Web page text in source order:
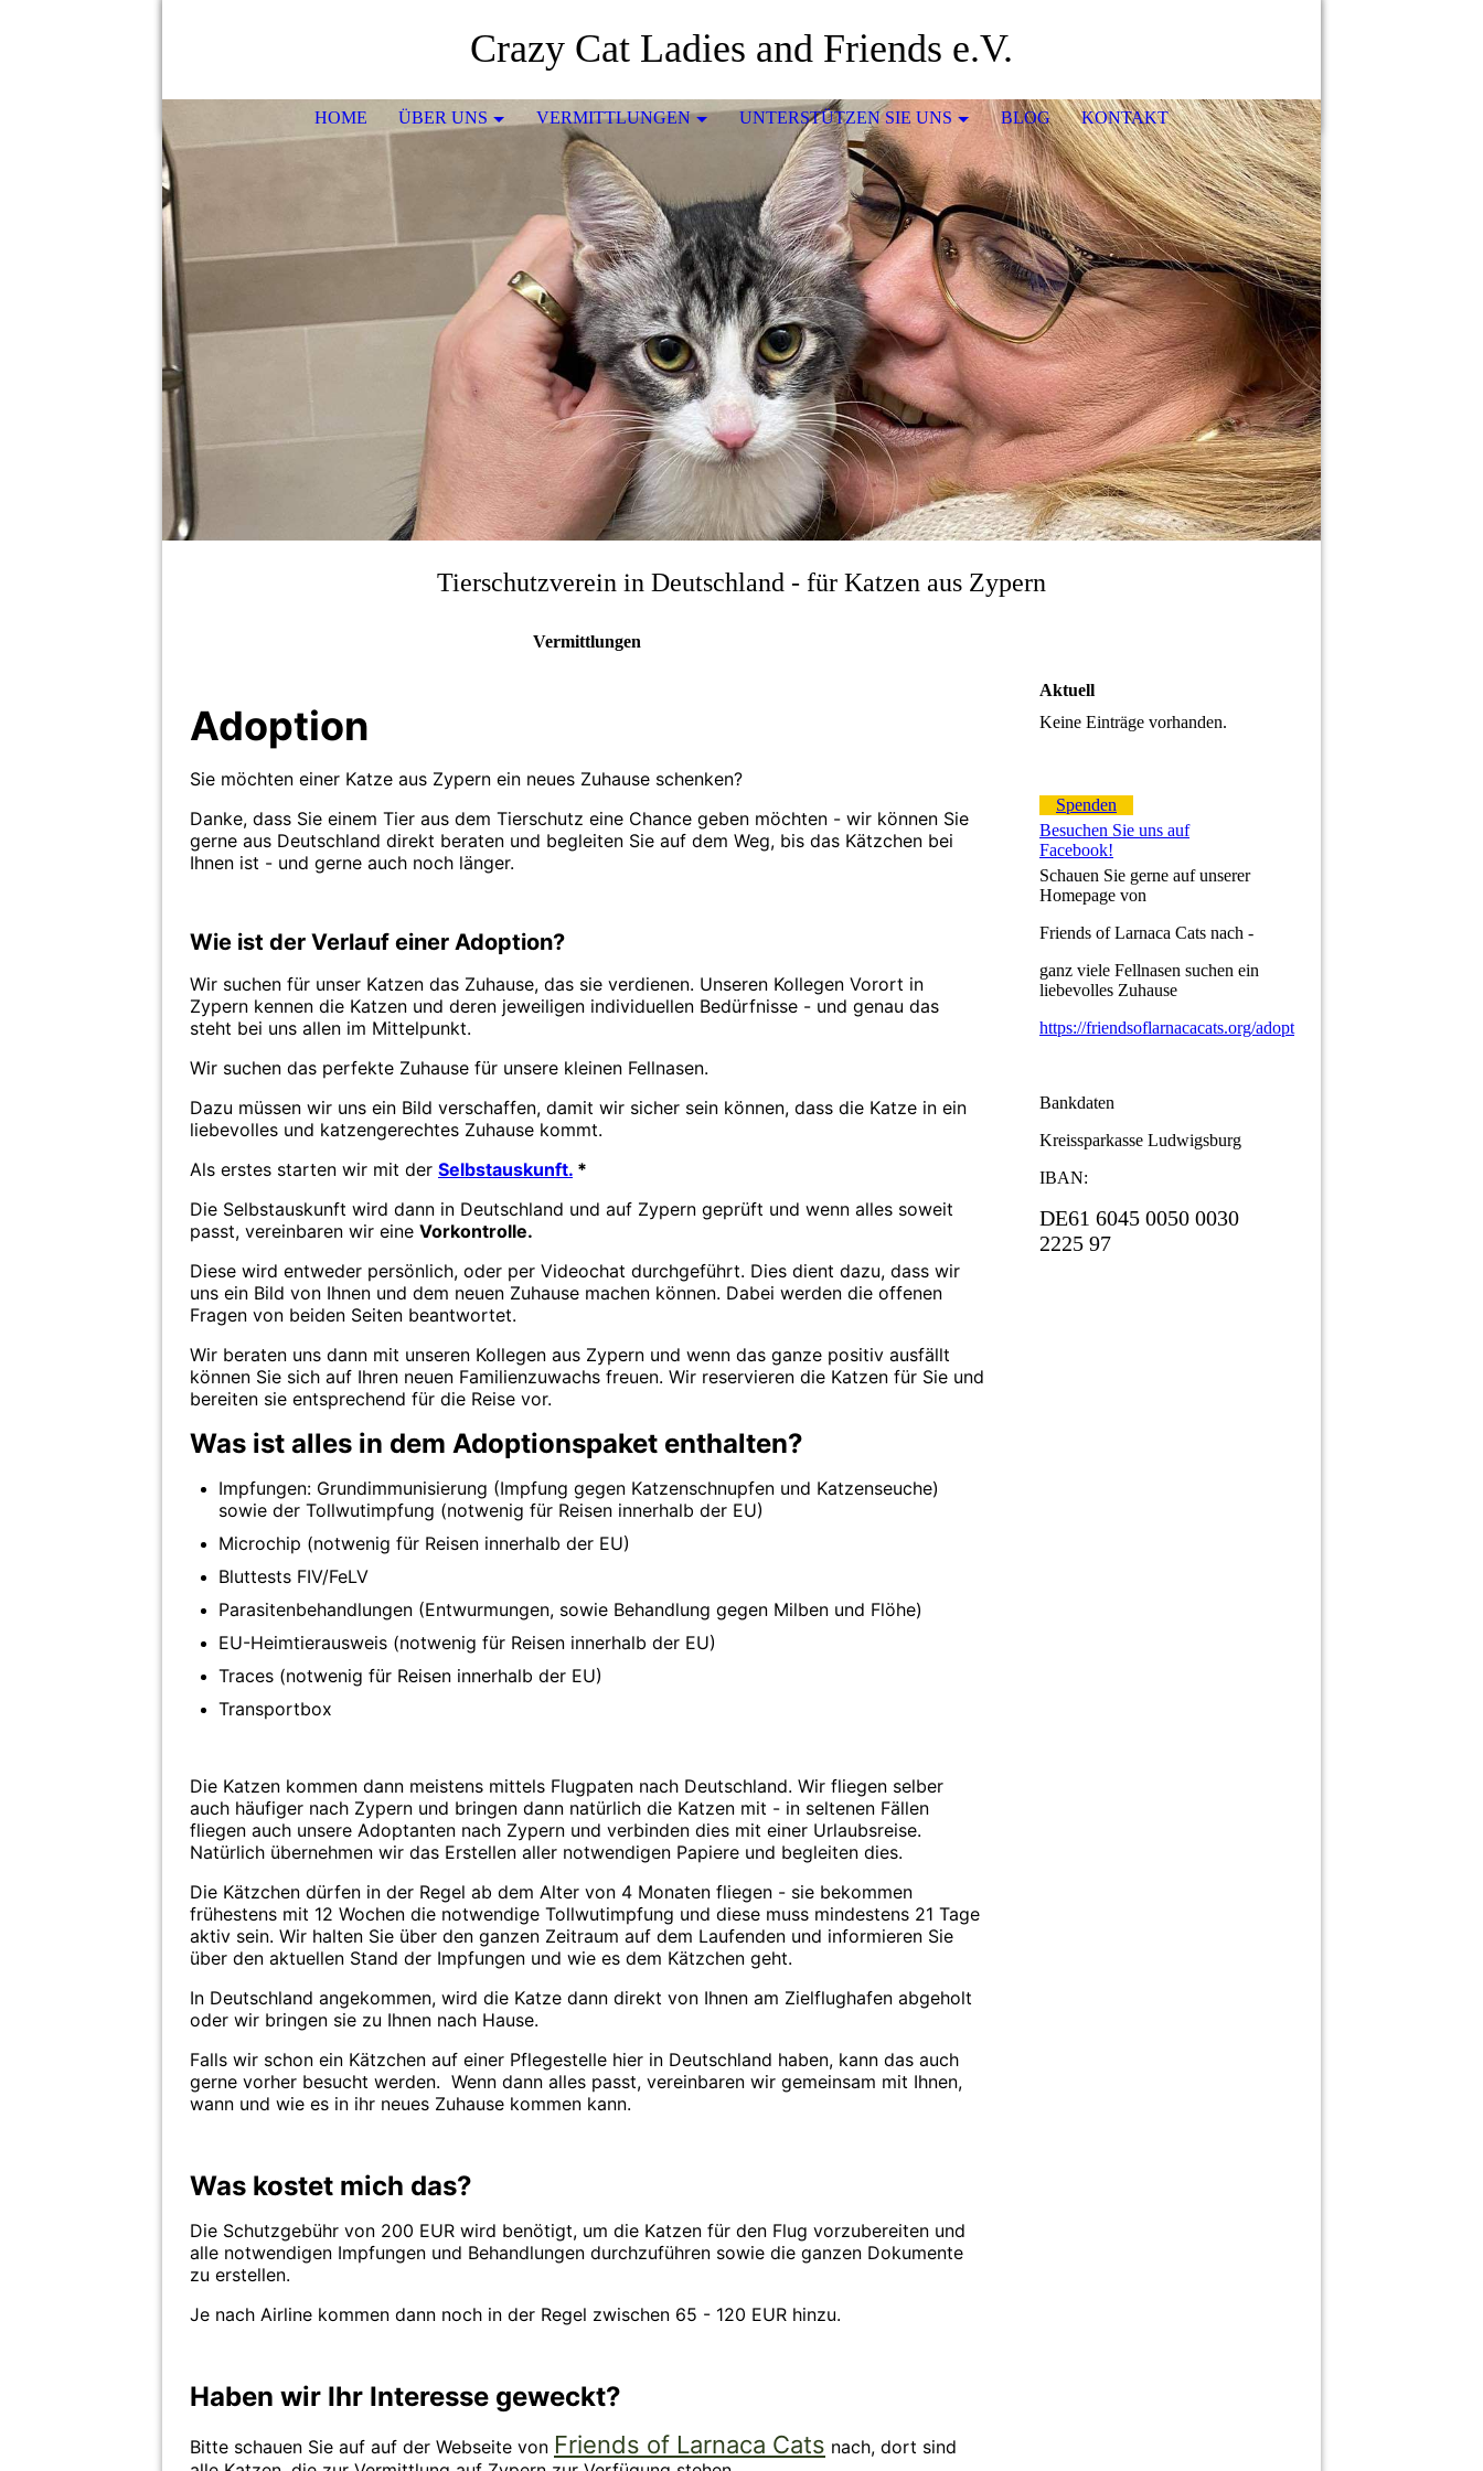
Crazy Cat Ladies and Friends e.V.
HOME ÜBER UNS VERMITTLUNGEN UNTERSTÜTZEN SIE UNS BLOG KONTAKT
Tierschutzverein in Deutschland - für Katzen aus Zypern
Vermittlungen
Adoption
Sie möchten einer Katze aus Zypern ein neues Zuhause schenken?
Danke, dass Sie einem Tier aus dem Tierschutz eine Chance geben möchten - wir können Sie
gerne aus Deutschland direkt beraten und begleiten Sie auf dem Weg, bis das Kätzchen bei
Ihnen ist - und gerne auch noch länger.
Wie ist der Verlauf einer Adoption?
Wir suchen für unser Katzen das Zuhause, das sie verdienen. Unseren Kollegen Vorort in
Zypern kennen die Katzen und deren jeweiligen individuellen Bedürfnisse - und genau das
steht bei uns allen im Mittelpunkt.
Wir suchen das perfekte Zuhause für unsere kleinen Fellnasen.
Dazu müssen wir uns ein Bild verschaffen, damit wir sicher sein können, dass die Katze in ein
liebevolles und katzengerechtes Zuhause kommt.
Als erstes starten wir mit der Selbstauskunft. *
Die Selbstauskunft wird dann in Deutschland und auf Zypern geprüft und wenn alles soweit
passt, vereinbaren wir eine Vorkontrolle.
Diese wird entweder persönlich, oder per Videochat durchgeführt. Dies dient dazu, dass wir
uns ein Bild von Ihnen und dem neuen Zuhause machen können. Dabei werden die offenen
Fragen von beiden Seiten beantwortet.
Wir beraten uns dann mit unseren Kollegen aus Zypern und wenn das ganze positiv ausfällt
können Sie sich auf Ihren neuen Familienzuwachs freuen. Wir reservieren die Katzen für Sie und
bereiten sie entsprechend für die Reise vor.
Was ist alles in dem Adoptionspaket enthalten?
Impfungen: Grundimmunisierung (Impfung gegen Katzenschnupfen und Katzenseuche)
sowie der Tollwutimpfung (notwenig für Reisen innerhalb der EU)
Microchip (notwenig für Reisen innerhalb der EU)
Bluttests FIV/FeLV
Parasitenbehandlungen (Entwurmungen, sowie Behandlung gegen Milben und Flöhe)
EU-Heimtierausweis (notwenig für Reisen innerhalb der EU)
Traces (notwenig für Reisen innerhalb der EU)
Transportbox
Die Katzen kommen dann meistens mittels Flugpaten nach Deutschland. Wir fliegen selber
auch häufiger nach Zypern und bringen dann natürlich die Katzen mit - in seltenen Fällen
fliegen auch unsere Adoptanten nach Zypern und verbinden dies mit einer Urlaubsreise.
Natürlich übernehmen wir das Erstellen aller notwendigen Papiere und begleiten dies.
Die Kätzchen dürfen in der Regel ab dem Alter von 4 Monaten fliegen - sie bekommen
frühestens mit 12 Wochen die notwendige Tollwutimpfung und diese muss mindestens 21 Tage
aktiv sein. Wir halten Sie über den ganzen Zeitraum auf dem Laufenden und informieren Sie
über den aktuellen Stand der Impfungen und wie es dem Kätzchen geht.
In Deutschland angekommen, wird die Katze dann direkt von Ihnen am Zielflughafen abgeholt
oder wir bringen sie zu Ihnen nach Hause.
Falls wir schon ein Kätzchen auf einer Pflegestelle hier in Deutschland haben, kann das auch
gerne vorher besucht werden. Wenn dann alles passt, vereinbaren wir gemeinsam mit Ihnen,
wann und wie es in ihr neues Zuhause kommen kann.
Was kostet mich das?
Die Schutzgebühr von 200 EUR wird benötigt, um die Katzen für den Flug vorzubereiten und
alle notwendigen Impfungen und Behandlungen durchzuführen sowie die ganzen Dokumente
zu erstellen.
Je nach Airline kommen dann noch in der Regel zwischen 65 - 120 EUR hinzu.
Haben wir Ihr Interesse geweckt?
Bitte schauen Sie auf auf der Webseite von Friends of Larnaca Cats nach, dort sind
Aktuell
Keine Einträge vorhanden.
Spenden
Besuchen Sie uns auf
Facebook!
Schauen Sie gerne auf unserer
Homepage von
Friends of Larnaca Cats nach -
ganz viele Fellnasen suchen ein
liebevolles Zuhause
https://friendsoflarnacacats.org/adopt
Bankdaten
Kreissparkasse Ludwigsburg
IBAN:
DE61 6045 0050 0030
2225 97